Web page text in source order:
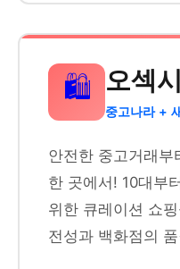
🛍️ 오섹
중고나라 +
안전한 중고거래부
한 곳에서! 10대부
위한 큐레이션 쇼
전성과 백화점의